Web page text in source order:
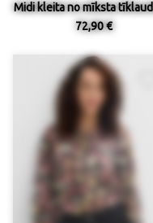
Midi kleita no mīksta
72,90 €